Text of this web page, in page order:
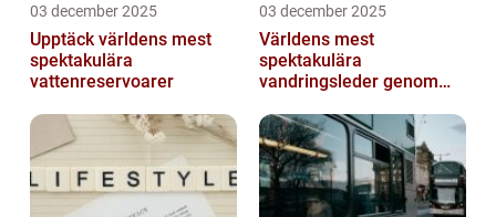
03 december 2025
Upptäck världens mest
spektakulära
vattenreservoarer
03 december 2025
Världens mest
spektakulära
vandringsleder genom